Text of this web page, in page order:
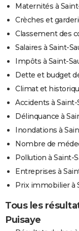
Maternités à
Crèches et
Classement des
Salaires à Saint-
Impôts à Saint-
Dette et budget
Climat et
Accidents à
Délinquance à
Inondations à
Nombre de
Pollution à Saint-
Entreprises à
Prix immobilier à
Tous les
Puisaye